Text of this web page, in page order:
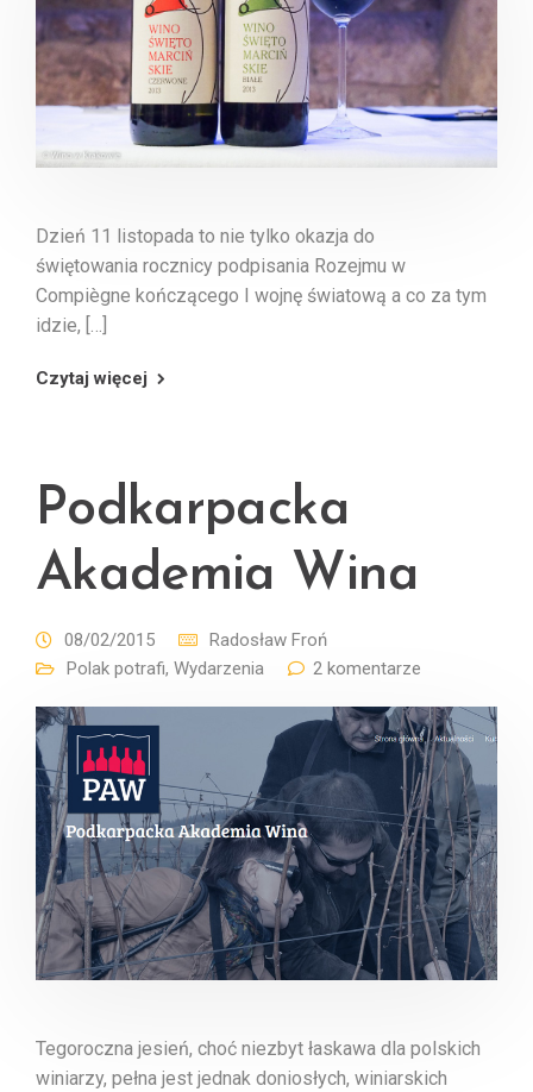
Dzień 11 listopada to nie tylko okazja do
świętowania rocznicy podpisania Rozejmu w
Compiègne kończącego I wojnę światową a co za tym
idzie, […]
Czytaj więcej
Podkarpacka
Akademia Wina
08/02/2015
Radosław Froń
Polak potrafi, Wydarzenia 2 komentarze
Tegoroczna jesień, choć niezbyt łaskawa dla polskich
winiarzy, pełna jest jednak doniosłych, winiarskich